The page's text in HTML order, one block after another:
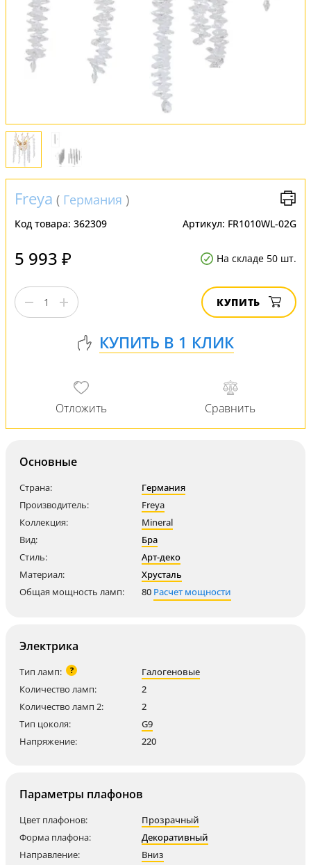
Freya ( Германия )
Код товара: 362309 Артикул: FR1010WL-02G
5 993 ₽ На складе 50 шт.
КУПИТЬ
Основные
Страна:
Германия
Производитель:
Freya
Коллекция:
Mineral
Вид:
Бра
Стиль:
Арт-деко
Материал:
Хрусталь
Общая мощность ламп:
80 Расчет мощности
Электрика
Тип ламп: ?
Галогеновые
Количество ламп:
2
Количество ламп 2:
2
Тип цоколя:
G9
Напряжение:
220
Параметры плафонов
Цвет плафонов:
Прозрачный
Форма плафона:
Декоративный
Направление:
Вниз